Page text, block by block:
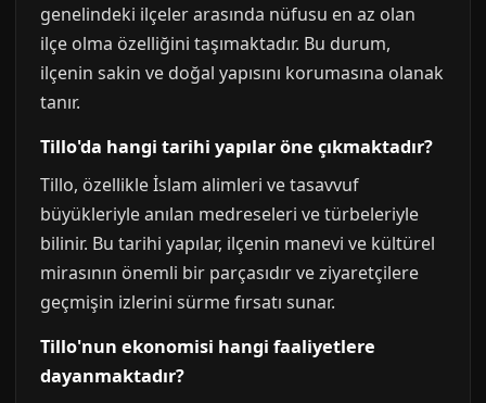
genelindeki ilçeler arasında nüfusu en az olan
ilçe olma özelliğini taşımaktadır. Bu durum,
ilçenin sakin ve doğal yapısını korumasına olanak
tanır.
Tillo'da hangi tarihi yapılar öne çıkmaktadır?
Tillo, özellikle İslam alimleri ve tasavvuf
büyükleriyle anılan medreseleri ve türbeleriyle
bilinir. Bu tarihi yapılar, ilçenin manevi ve kültürel
mirasının önemli bir parçasıdır ve ziyaretçilere
geçmişin izlerini sürme fırsatı sunar.
Tillo'nun ekonomisi hangi faaliyetlere
dayanmaktadır?